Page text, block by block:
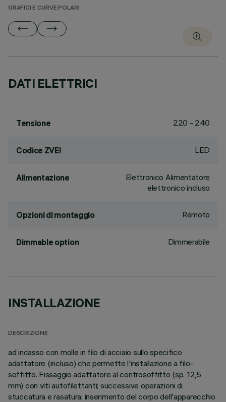
GRAFICI E CURVE POLARI
DATI ELETTRICI
Tensione 220 - 240
Codice ZVEI LED
Alimentazione
Elettronico Alimentatore
elettronico incluso
Opzioni di montaggio Remoto
Dimmable option Dimmerabile
INSTALLAZIONE
DESCRIZIONE
ad incasso con molle in filo di acciaio sullo specifico
adattatore (incluso) che permette l'installazione a filo-
soffitto. Fissaggio adattatore al controsoffitto (sp. 12,5
mm) con viti autofilettanti; successive operazioni di
stuccatura e rasatura; inserimento del corpo dell'apparecchio